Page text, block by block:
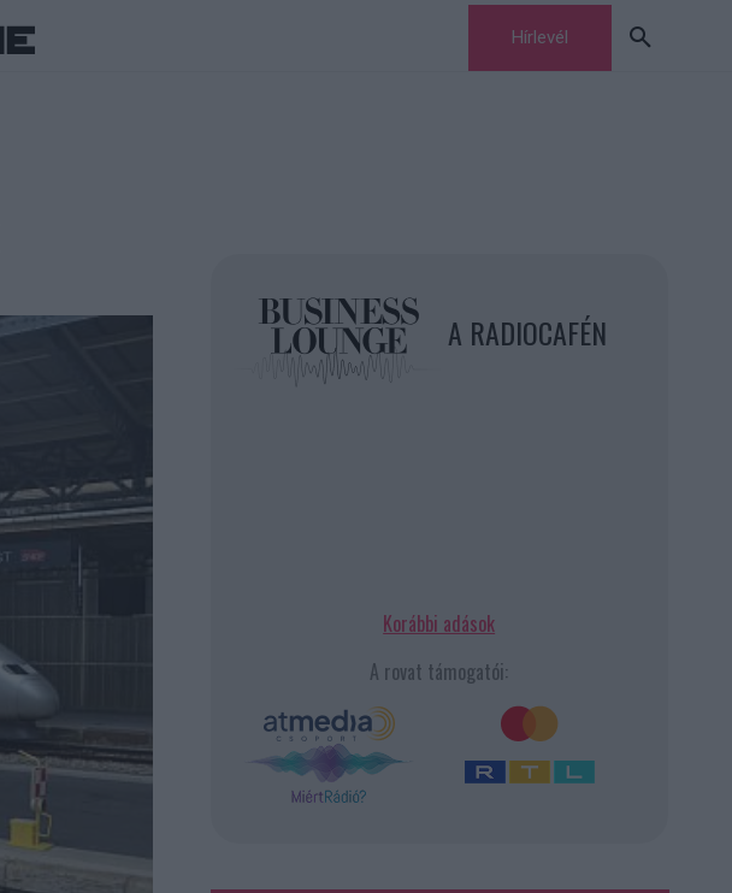
Hírlevél
A RADIOCAFÉN
Korábbi adások
A rovat támogatói: